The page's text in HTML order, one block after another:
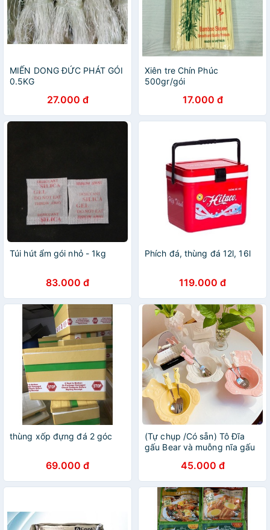
MIẾN DONG ĐỨC PHÁT GÓI
0.5KG
27.000 đ
Xiên tre Chín Phúc
500gr/gói
17.000 đ
Túi hút ẩm gói nhỏ - 1kg
83.000 đ
Phích đá, thùng đá 12l, 16l
119.000 đ
thùng xốp đựng đá 2 góc
69.000 đ
(Tự chụp /Có sẵn) Tô Đĩa
gấu Bear và muỗng nĩa gấu
45.000 đ